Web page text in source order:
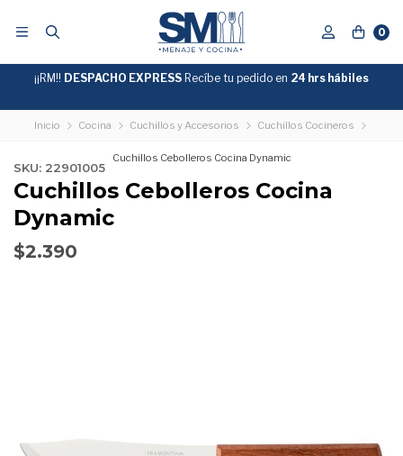
0
GRATIS
SOBRE
¡¡RM!! DESPACHO EXPRESS Recíbe tu pedido en 24 hrs hábiles
Inicio Cocina Cuchillos y Accesorios Cuchillos Cocineros
Cuchillos Cebolleros Cocina Dynamic
SKU: 22901005
Cuchillos Cebolleros Cocina
Dynamic
$2.390